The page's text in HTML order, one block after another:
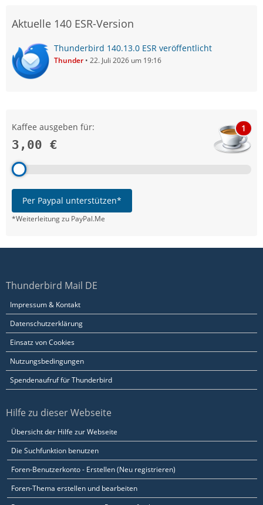
Aktuelle 140 ESR-Version
Thunderbird 140.13.0 ESR veröffentlicht
Thunder 22. Juli 2026 um 19:16
Kaffee ausgeben für:
3,00 €
1
Per Paypal unterstützen*
*Weiterleitung zu PayPal.Me
Thunderbird Mail DE
Impressum & Kontakt
Datenschutzerklärung
Einsatz von Cookies
Nutzungsbedingungen
Spendenaufruf für Thunderbird
Hilfe zu dieser Webseite
Übersicht der Hilfe zur Webseite
Die Suchfunktion benutzen
Foren-Benutzerkonto - Erstellen (Neu registrieren)
Foren-Thema erstellen und bearbeiten